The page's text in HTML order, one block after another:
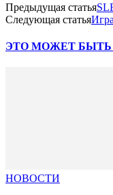
Предыдущая статья
Следующая статья
ЭТО МОЖЕТ БЫТЬ
НОВОСТИ